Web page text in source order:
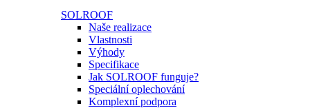
SOLROOF
Naše realizace
Vlastnosti
Výhody
Specifikace
Jak SOLROOF funguje?
Speciální oplechování
Komplexní podpora